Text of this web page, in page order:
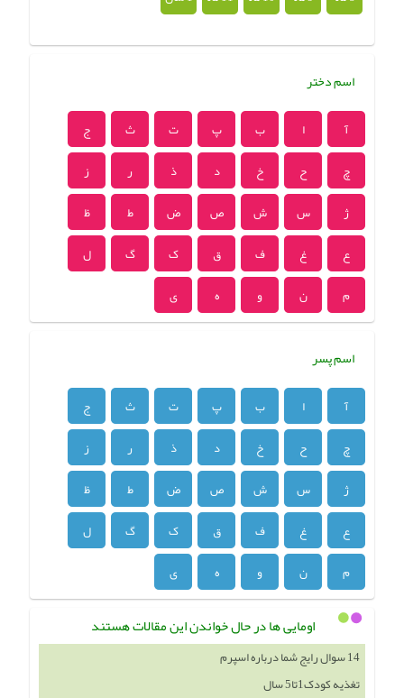
اسم دختر
آ ا ب پ ت ث
ج
چ
ح خ د ذ ر
ز
ژ
س ش ص ض ط
ظ
ع
غ ف ق ک گ
ل
م
ن و ه ی
اسم پسر
آ ا ب پ ت ث
ج
چ
ح خ د ذ ر
ز
ژ
س ش ص ض ط
ظ
ع
غ ف ق ک گ
ل
م
ن و ه ی
اومایی ها در حال خواندن این مقالات هستند
14 سوال رایج شما درباره اسپرم
تغذیه کودک1تا5 سال